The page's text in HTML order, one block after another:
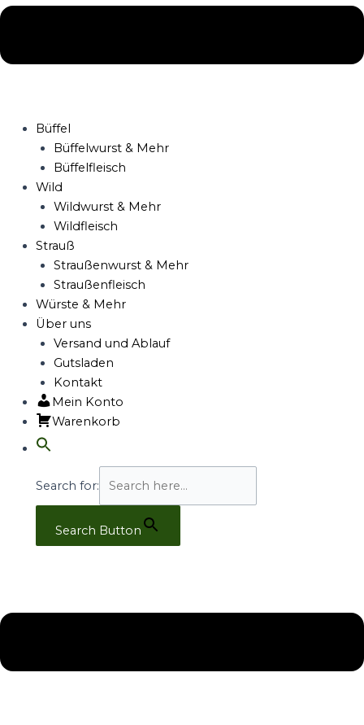
Büffel
Büffelwurst & Mehr
Büffelfleisch
Wild
Wildwurst & Mehr
Wildfleisch
Strauß
Straußenwurst & Mehr
Straußenfleisch
Würste & Mehr
Über uns
Versand und Ablauf
Gutsladen
Kontakt
Mein Konto
Warenkorb
Search for:
Search Button